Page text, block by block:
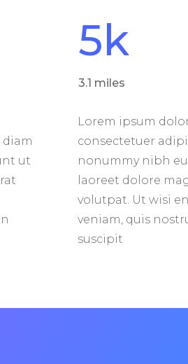
diam
ut
5k
3.1 miles
Lorem ipsum
consectetuer
nonummy nibh
laoreet dolore
volutpat. Ut wisi
veniam, quis
suscipit